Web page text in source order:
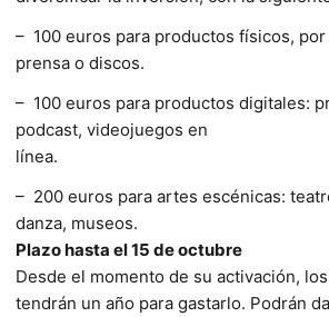
– 100 euros para productos físicos,
prensa o discos.
– 100 euros para productos digitales:
podcast, videojuegos en
línea.
– 200 euros para artes escénicas:
danza, museos.
Plazo hasta el 15 de octubre
Desde el momento de su activación,
tendrán un año para gastarlo. Podrán